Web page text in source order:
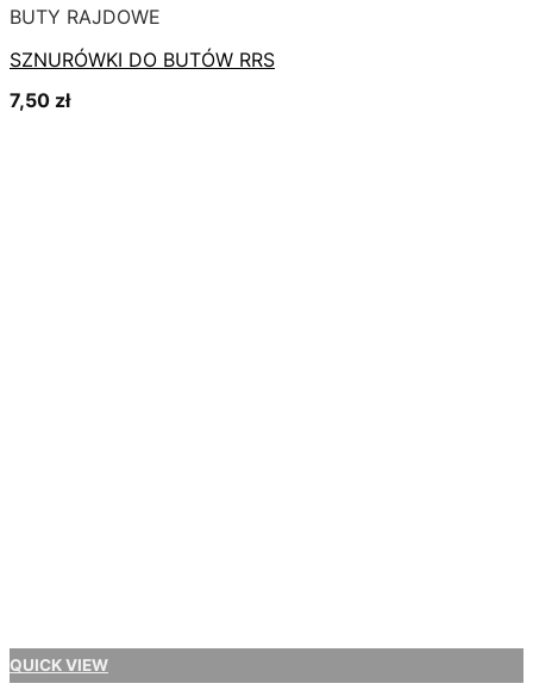
BUTY RAJDOWE
SZNURÓWKI DO BUTÓW RRS
7,50 zł
QUICK VIEW